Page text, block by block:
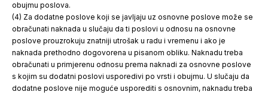
obujmu poslova.
(4) Za dodatne poslove koji se javljaju uz osnovne poslove može se
obračunati naknada u slučaju da ti poslovi u odnosu na osnovne
poslove prouzrokuju znatniji utrošak u radu i vremenu i ako je
naknada prethodno dogovorena u pisanom obliku. Naknadu treba
obračunati u primjerenu odnosu prema naknadi za osnovne poslove
s kojim su dodatni poslovi usporedivi po vrsti i obujmu. U slučaju da
dodatne poslove nije moguće usporediti s osnovnim, naknadu treba